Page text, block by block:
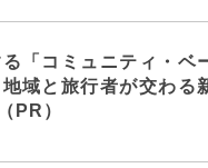
「コミュニティ・ベ
域と旅行者が交わる
PR）